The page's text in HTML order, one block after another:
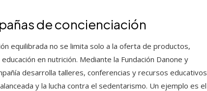
de concienciación
equilibrada no se limita solo a la oferta de productos,
en nutrición. Mediante la Fundación Danone y
desarrolla talleres, conferencias y recursos educativos
y la lucha contra el sedentarismo. Un ejemplo es el